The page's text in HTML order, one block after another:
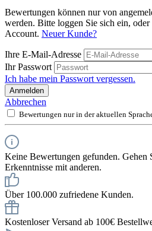
Bewertungen können nur von
werden. Bitte loggen Sie sich ein, oder
Account. Neuer Kunde?
Ihre E-Mail-Adresse
Ihr Passwort
Ich habe mein Passwort vergessen.
Anmelden
Abbrechen
Bewertungen nur in der aktuellen
Keine Bewertungen gefunden. Gehen
Erkenntnisse mit anderen.
Über 100.000 zufriedene Kunden.
Kostenloser Versand ab 100€